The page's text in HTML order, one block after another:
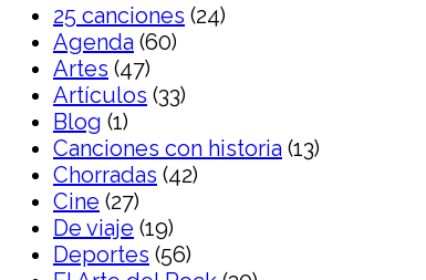
25 canciones (24)
Agenda (60)
Artes (47)
Artículos (33)
Blog (1)
Canciones con historia (13)
Chorradas (42)
Cine (27)
De viaje (19)
Deportes (56)